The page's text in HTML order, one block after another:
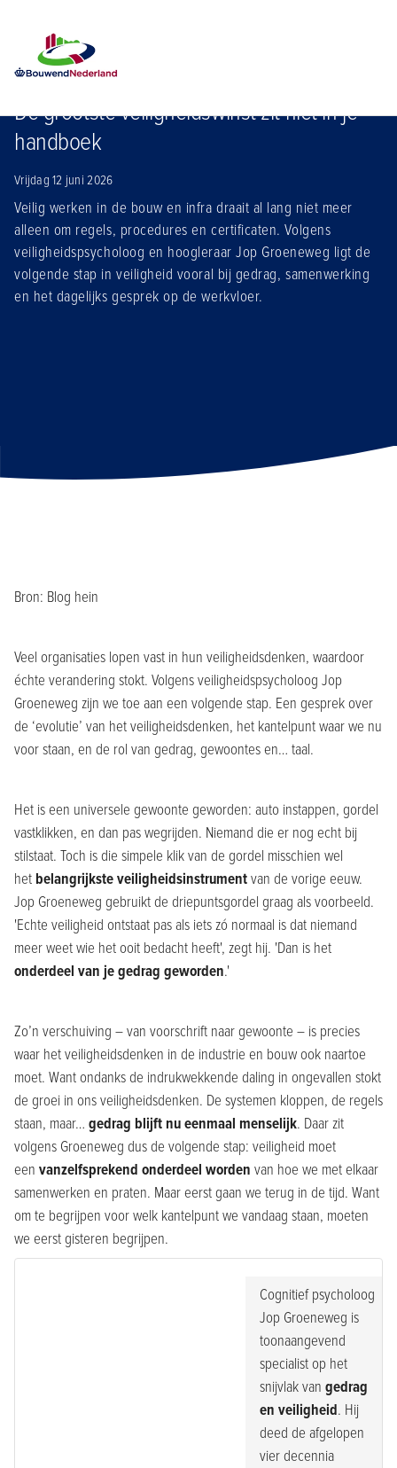
Nieuws
De grootste veiligheidswinst zit niet in je
handboek
Vrijdag 12 juni 2026
Veilig werken in de bouw en infra draait al lang niet meer
alleen om regels, procedures en certificaten. Volgens
veiligheidspsycholoog en hoogleraar Jop Groeneweg ligt de
volgende stap in veiligheid vooral bij gedrag, samenwerking
en het dagelijks gesprek op de werkvloer.
Bron: Blog hein
Veel organisaties lopen vast in hun veiligheidsdenken, waardoor
échte verandering stokt. Volgens veiligheidspsycholoog Jop
Groeneweg zijn we toe aan een volgende stap. Een gesprek over
de ‘evolutie’ van het veiligheidsdenken, het kantelpunt waar we nu
voor staan, en de rol van gedrag, gewoontes en… taal.
Het is een universele gewoonte geworden: auto instappen, gordel
vastklikken, en dan pas wegrijden. Niemand die er nog echt bij
stilstaat. Toch is die simpele klik van de gordel misschien wel
het belangrijkste veiligheidsinstrumentvan de vorige eeuw.
Jop Groeneweg gebruikt de driepuntsgordel graag als voorbeeld.
'Echte veiligheid ontstaat pas als iets zó normaal is dat niemand
meer weet wie het ooit bedacht heeft', zegt hij. 'Dan is het
onderdeel van je gedrag geworden.'
Zo’n verschuiving – van voorschrift naar gewoonte – is precies
waar het veiligheidsdenken in de industrie en bouw ook naartoe
moet. Want ondanks de indrukwekkende daling in ongevallen stokt
de groei in ons veiligheidsdenken. De systemen kloppen, de regels
staan, maar… gedrag blijft nu eenmaal menselijk. Daar zit
volgens Groeneweg dus de volgende stap: veiligheid moet
een vanzelfsprekend onderdeel worden van hoe we met elkaar
samenwerken en praten. Maar eerst gaan we terug in de tijd. Want
om te begrijpen voor welk kantelpunt we vandaag staan, moeten
we eerst gisteren begrijpen.
Cognitief psycholoog
Jop Groeneweg is
toonaangevend
specialist op het
snijvlak van gedrag
en veiligheid. Hij
deed de afgelopen
vier decennia